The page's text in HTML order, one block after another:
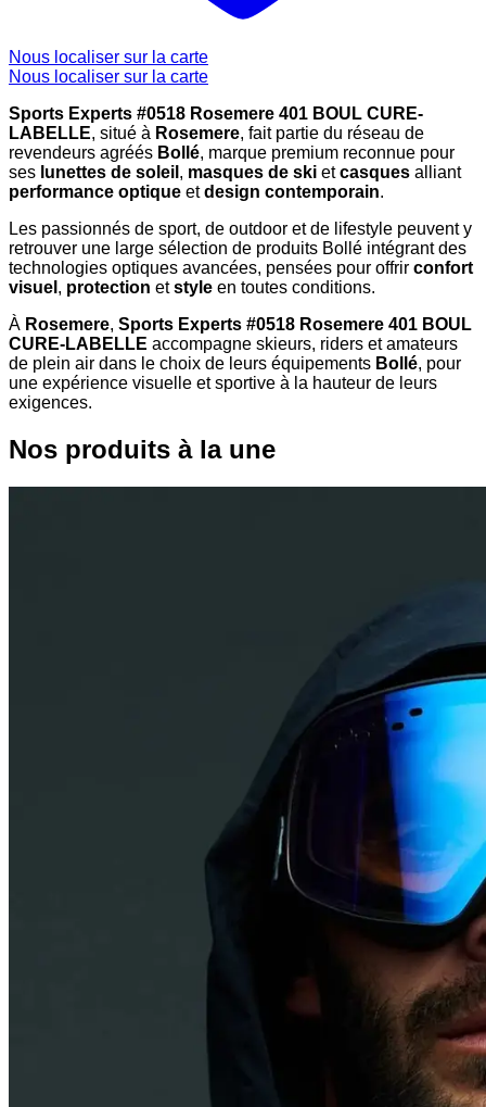
Nous localiser sur la carte
Nous localiser sur la carte
Sports Experts #0518 Rosemere 401 BOUL CURE-
LABELLE, situé à Rosemere, fait partie du réseau de
revendeurs agréés Bollé, marque premium reconnue pour
ses lunettes de soleil , masques de ski etcasques alliant
performance optique etdesign contemporain.
Les passionnés de sport, de outdoor et de lifestyle peuvent y
retrouver une large sélection de produits Bollé intégrant des
technologies optiques avancées, pensées pour offrir confort
visuel , protection etstyle en toutes conditions.
À Rosemere, Sports Experts #0518 Rosemere 401 BOUL
CURE-LABELLE accompagne skieurs, riders et amateurs
de plein air dans le choix de leurs équipements Bollé, pour
une expérience visuelle et sportive à la hauteur de leurs
exigences.
Nos produits à la une